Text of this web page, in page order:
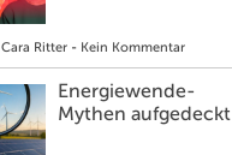
Cara Ritter - Kein Kommentar
Energiewende-
Mythen aufgedeckt